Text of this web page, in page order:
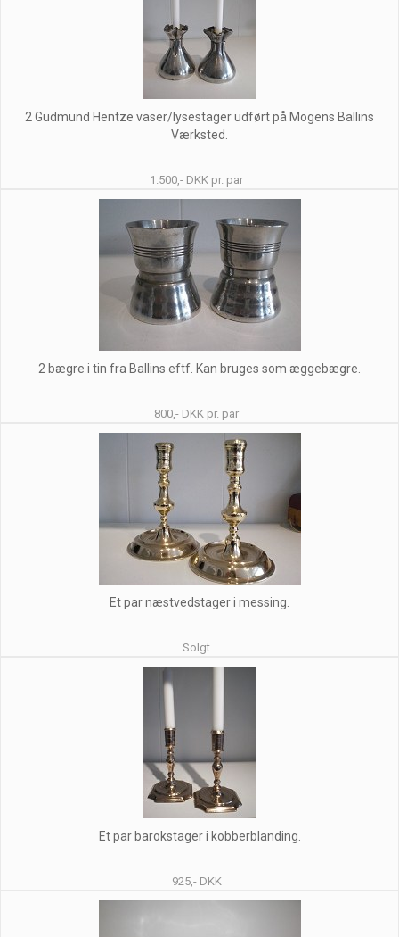
2 Gudmund Hentze vaser/lysestager udført på Mogens Ballins
Værksted.
1.500,- DKK pr. par
2 bægre i tin fra Ballins eftf. Kan bruges som æggebægre.
800,- DKK pr. par
Et par næstvedstager i messing.
Solgt
Et par barokstager i kobberblanding.
925,- DKK